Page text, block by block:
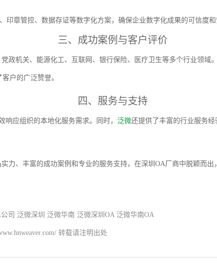
印章管控、数据存证等数字化方案，确保企业数字化成果的可信度和
三、成功案例与客户评价
政机关、能源化工、互联网、银行保险、医疗卫生等多个行业领域
户的广泛赞誉。
四、服务与支持
应组织的本地化服务需求。同时， 泛微还提供了丰富的行业服务
力、丰富的成功案例和专业的服务支持，在深圳OA厂商中脱颖而出
司 泛微深圳 泛微华南 泛微深圳OA 泛微华南OA
转载请注明出处